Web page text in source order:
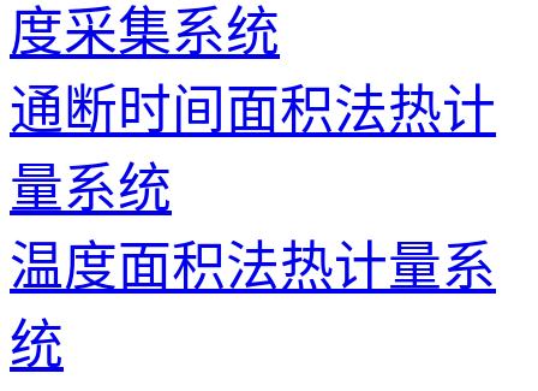
度采集系统
通断时间面积法热计
量系统
温度面积法热计量系
统